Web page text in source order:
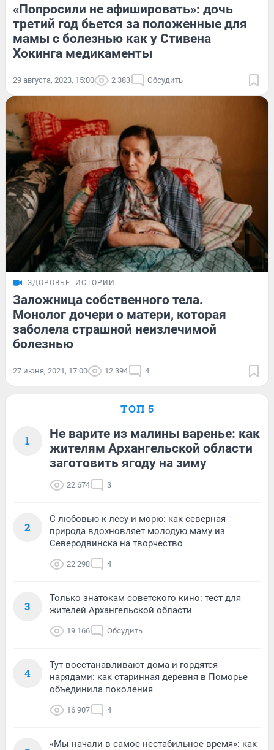
«Попросили не афишировать»: дочь
третий год бьется за положенные для
мамы с болезнью как у Стивена
Хокинга медикаменты
29 августа, 2023, 15:00 2 383 Обсудить
ЗДОРОВЬЕ ИСТОРИИ
Заложница собственного тела.
Монолог дочери о матери, которая
заболела страшной неизлечимой
болезнью
27 июня, 2021, 17:00 12 394 4
ТОП 5
1
Не варите из малины варенье: как
жителям Архангельской области
заготовить ягоду на зиму
22 674 3
2
С любовью к лесу и морю: как северная
природа вдохновляет молодую маму из
Северодвинска на творчество
22 298 4
3
Только знатокам советского кино: тест для
жителей Архангельской области
19 166 Обсудить
4
Тут восстанавливают дома и гордятся
нарядами: как старинная деревня в Поморье
объединила поколения
16 907 4
«Мы начали в самое нестабильное время»: как